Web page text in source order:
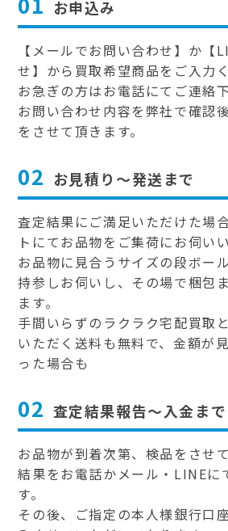
お申込み
【メールでお問い合わせ】か【
せ】から買取希望商品をご入力く
お急ぎの方はお電話にてご連絡下
お問い合わせ内容を弊社で確認
をさせて頂きます。
02 お見積り～発送まで
査定結果にご満足いただけた場
トにてお品物をご集荷にお伺い
お品物に見合うサイズの段ボー
持参しお伺いし、その場で梱包
ます。
手間いらずのラクラク宅配買取
いただく送料も無料で、金額が
った場合も
02 査定結果報告～入金まで
お品物が到着次第、検品をさせ
結果をお電話かメール・LINEに
す。
その後、ご指定の本人様銀行口